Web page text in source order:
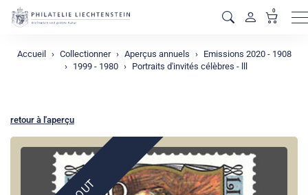
0
Accueil Collectionner Aperçus annuels
Emissions 2020 - 1908
1999 - 1980
Portraits d'invités célèbres - lll
retour à l'aperçu